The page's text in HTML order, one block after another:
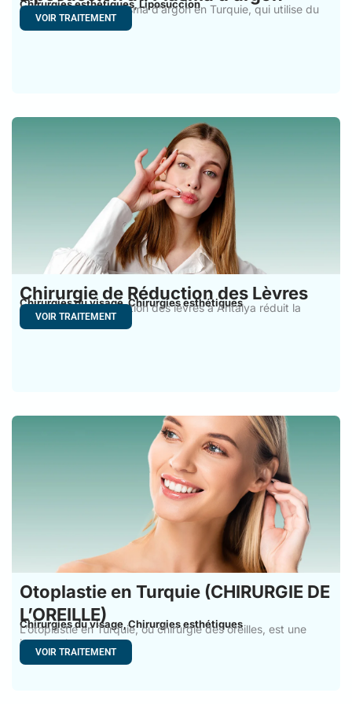
Chirurgies esthétiques,Liposuccion
La liposuccion au plasma d’argon en Turquie, qui utilise du
VOIR TRAITEMENT
Chirurgie de Réduction des Lèvres
Chirurgies du visage,Chirurgies esthétiques
La chirurgie de réduction des lèvres à Antalya réduit la
VOIR TRAITEMENT
Otoplastie en Turquie (CHIRURGIE DE
L’OREILLE)
Chirurgies du visage,Chirurgies esthétiques
L’otoplastie en Turquie, ou chirurgie des oreilles, est une
intervention
VOIR TRAITEMENT